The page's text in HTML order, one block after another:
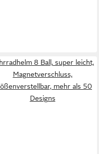
8 Ball, super leicht,
Magnetverschluss,
mehr als 50
Designs